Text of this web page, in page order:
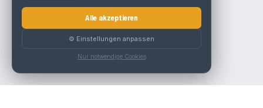
Alle akzeptieren
⚙️ Einstellungen anpassen
Nur notwendige Cookies